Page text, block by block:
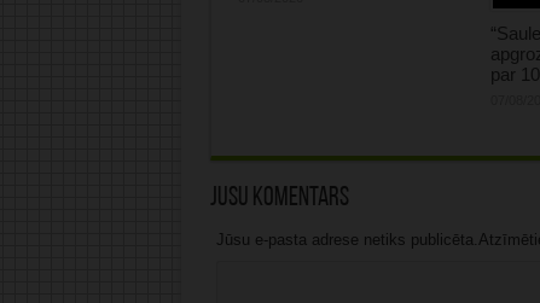
par
Jūsu komentārs
Jūsu e-pasta adrese netiks